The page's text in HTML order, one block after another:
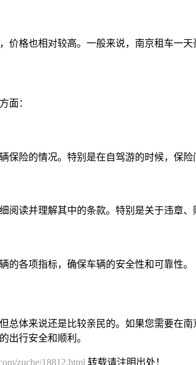
价格也相对较高。一般来说，南京租车一天
面：
保险的情况。特别是在自驾游的时候，保险
阅读并理解其中的条款。特别是关于违章、
的各项指标，确保车辆的安全性和可靠性。
总体来说还是比较亲民的。如果您需要在
出行安全和顺利。
zuche/18812.html 转载请注明出处！